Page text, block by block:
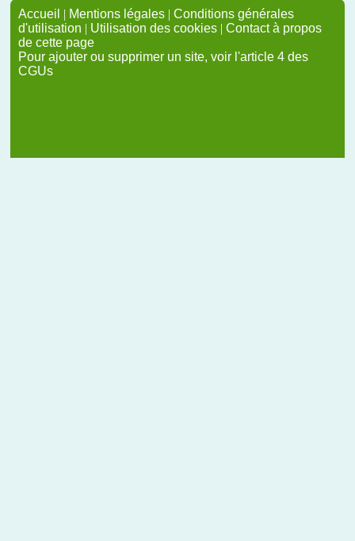
Accueil | Mentions légales | Conditions générales
d'utilisation | Utilisation des cookies | Contact à propos
de cette page
Pour ajouter ou supprimer un site, voir l'article 4 des
CGUs